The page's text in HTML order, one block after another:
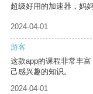
超级好用的加速器，妈
2024-04-01
游客
这款app的课程非常丰
己感兴趣的知识。
2024-04-01